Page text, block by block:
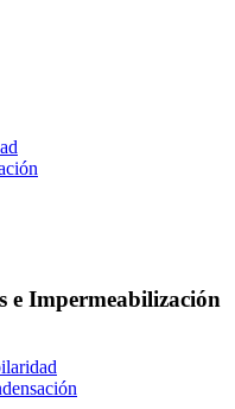
e Impermeabilización